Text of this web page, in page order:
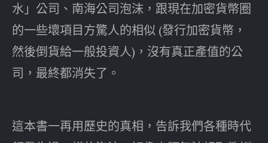
水」公司、南海公司泡沫，跟現在加密貨幣圈
的一些壞項目方驚人的相似 (發行加密貨幣，
然後倒貨給一般投資人)，沒有真正產值的公
司，最終都消失了。
這本書一再用歷史的真相，告訴我們各種時代